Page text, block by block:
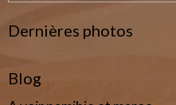
Dernières photos
Blog